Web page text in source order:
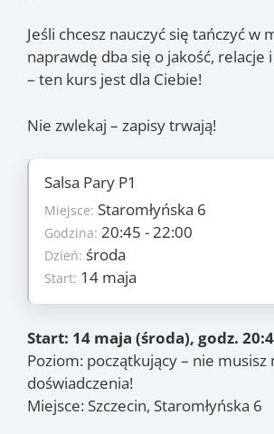
Jeśli chcesz nauczyć się tańczyć w
naprawdę dba się o jakość, relacje
– ten kurs jest dla Ciebie!
Nie zwlekaj – zapisy trwają!
Salsa Pary P1
Miejsce: Staromłyńska 6
Godzina: 20:45 - 22:00
Dzień: środa
Start: 14 maja
Szczegóły
Ilość zajęć:5
Cena:210 PLN/os
Dzień: środa
Start: 14 maja
Koniec:11 czerwca
Zajęcia
14.05 (śr.), 21.05(śr.), 28.05(śr.),
11.06(śr.)
Start: 14 maja (środa), godz.
Poziom: początkujący – nie musisz
doświadczenia!
Miejsce: Szczecin, Staromłyńska 6